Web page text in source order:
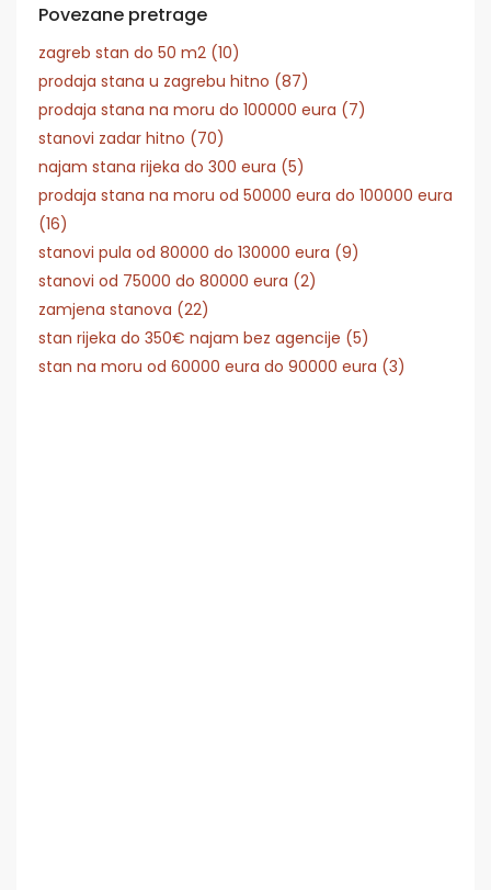
Povezane pretrage
zagreb stan do 50 m2 (10)
prodaja stana u zagrebu hitno (87)
prodaja stana na moru do 100000 eura (7)
stanovi zadar hitno (70)
najam stana rijeka do 300 eura (5)
prodaja stana na moru od 50000 eura do 100000 eura
(16)
stanovi pula od 80000 do 130000 eura (9)
stanovi od 75000 do 80000 eura (2)
zamjena stanova (22)
stan rijeka do 350€ najam bez agencije (5)
stan na moru od 60000 eura do 90000 eura (3)